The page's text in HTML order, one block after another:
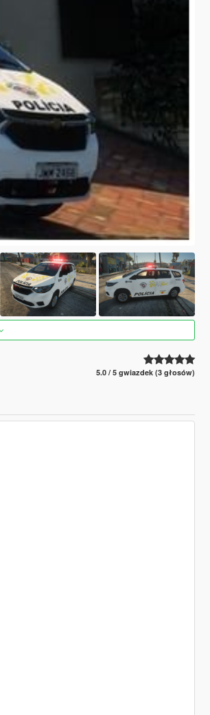
5.0 / 5 gwiazdek (3 głosów)